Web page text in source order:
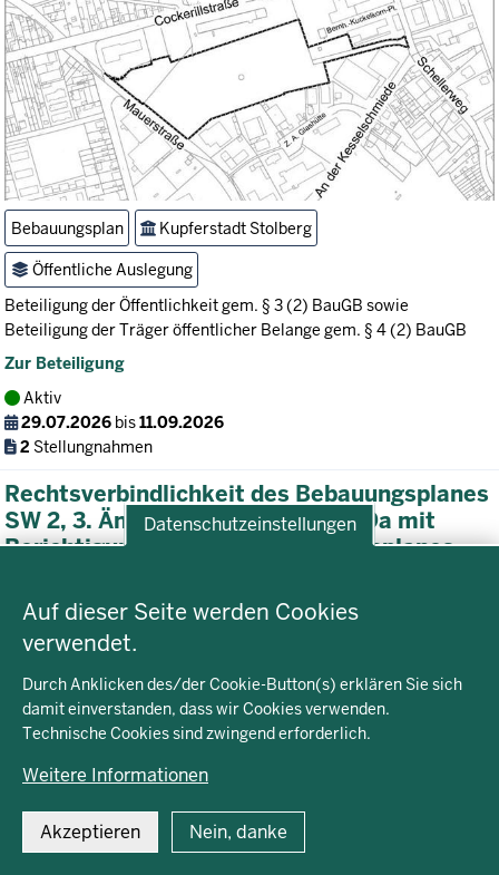
Datenschutzeinstellungen
Auf dieser Seite werden Cookies
verwendet.
Durch Anklicken des/der Cookie-Button(s) erklären Sie sich
damit einverstanden, dass wir Cookies verwenden.
Technische Cookies sind zwingend erforderlich.
Weitere Informationen
Akzeptieren Nein, danke
Bebauungsplan Kupferstadt Stolberg
Öffentliche Auslegung
Beteiligung der Öffentlichkeit gem. § 3 (2) BauGB sowie
Beteiligung der Träger öffentlicher Belange gem. § 4 (2) BauGB
Zur Beteiligung
Aktiv
29.07.2026 bis11.09.2026
2 Stellungnahmen
Rechtsverbindlichkeit des Bebauungsplanes
SW 2, 3. Änderung Westend 29, 29a mit
Berichtigung des Flächennutzungsplanes